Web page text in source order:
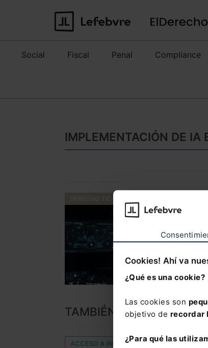
Cookies! Ahí va
¿Qué es una cookie?
Las cookies son
objetivo de recordar
¿Para qué las
Social Fiscal Penal Compliance
IMPLEMENTACIÓN DE IA
TAMBIÉN TE PUEDE
ACCESO A INFORMACIÓN FINANCIERA